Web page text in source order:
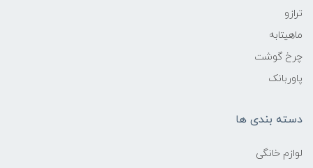
ترازو
ماهیتابه
چرخ گوشت
پاوربانک
دسته بندی ها
لوازم خانگی